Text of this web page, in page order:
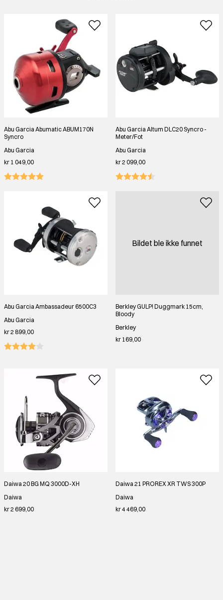
Abu Garcia Abumatic ABUM170N
Syncro
Abu Garcia
kr 1 049,00
Abu Garcia Altum DLC20 Syncro -
Meter/Fot
Abu Garcia
kr 2 099,00
Abu Garcia Ambassadeur 6500C3
Abu Garcia
kr 2 899,00
Bildet ble ikke funnet
Berkley GULP! Duggmark 15cm,
Bloody
Berkley
kr 169,00
Daiwa 20 BG MQ 3000D-XH
Daiwa
kr 2 699,00
Daiwa 21 PROREX XR TWS 300P
Daiwa
kr 4 469,00